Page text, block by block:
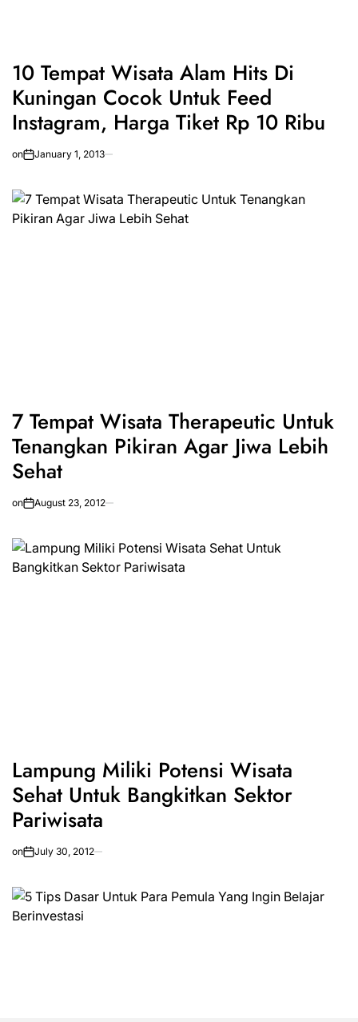
10 Tempat Wisata Alam Hits Di
Kuningan Cocok Untuk Feed
Instagram, Harga Tiket Rp 10 Ribu
on January 1, 2013
7 Tempat Wisata Therapeutic Untuk
Tenangkan Pikiran Agar Jiwa Lebih
Sehat
on August 23, 2012
Lampung Miliki Potensi Wisata
Sehat Untuk Bangkitkan Sektor
Pariwisata
on July 30, 2012